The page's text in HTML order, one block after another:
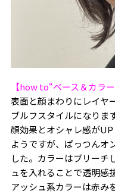
【how to“ベース＆カラー
表面と顔まわりにレイヤ
ブルフスタイルになりま
顔効果とオシャレ感が
ようですが、ぱっつんオ
した。カラーはブリーチ
ュを入れることで透明感
アッシュ系カラーは赤み